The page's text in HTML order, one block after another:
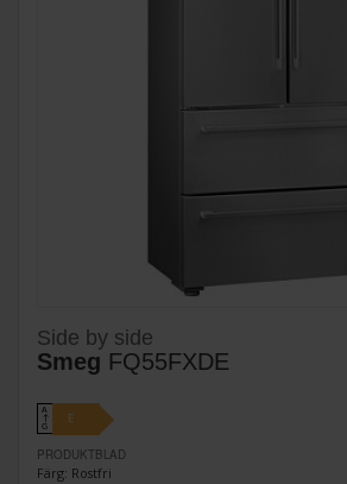
Side by side
Smeg FQ55FXDE
A
↑
G
E
PRODUKTBLAD
Färg: Rostfri